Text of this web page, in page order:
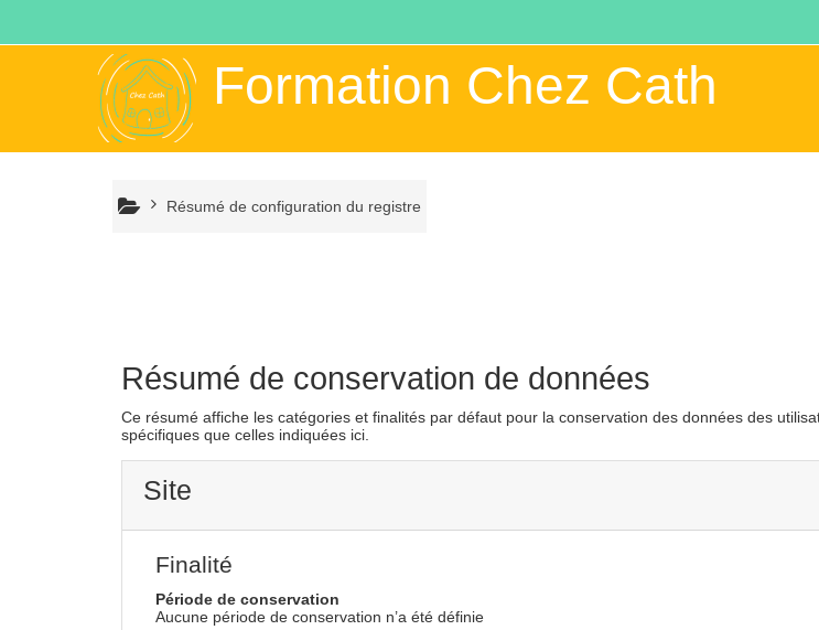
Formation Chez Cath
Résumé de configuration du registre
Résumé de conservation de données
Ce résumé affiche les catégories et finalités par défaut pour la conservation des données des
spécifiques que celles indiquées ici.
Site
Finalité
Période de conservation
Aucune période de conservation n’a été définie